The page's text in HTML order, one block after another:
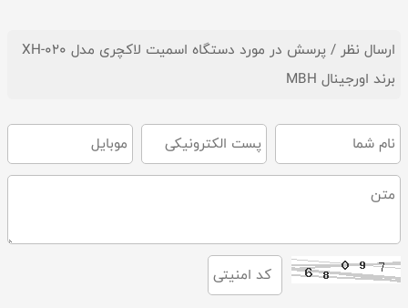
ارسال نظر / پرسش در مورد دستگاه اسمیت لاکچری مدل XH-020
برند اورجینال MBH